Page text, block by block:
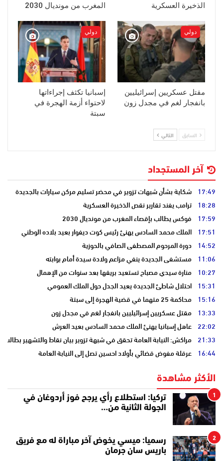
الذخيرة العسكرية
المغرب من مونديال 2030
دولي
مقتل عسكريين إسرائيليين
بانفجار لغم في مجدل زون
دولي
إسبانيا تكثف إجراءاتها
لاحتواء أزمة الهجرة في
سبتة
السابق التالي
آخر المستجداد
17:49 شكاية بشأن شبهات تزوير في محضر تسليم مركن سيارات بالجديدة
18:28 ترامب يفند تقارير نقص الذخيرة العسكرية
17:59 فوكس يطالب بإقصاء المغرب من مونديال 2030
17:51 الملك محمد السادس يهنئ رئيس كوت ديفوار بعيد بلاده الوطني
14:52 دورة المرحوم المصطفى الصافي بالحوزية
11:06 مستشفى الجديدة ينفي مزاعم ولادة سيدة أمام بوابته
10:27 منارة سيدي مصباح تستعيد بريقها بعد سنوات من الإهمال
15:31 احتلال شاطئ الجديدة يعيد الجدل حول الملك العمومي
15:16 محاكمة 25 متهما في قضية الهجرة إلى سبتة
13:33 مقتل عسكريين إسرائيليين بانفجار لغم في مجدل زون
22:02 عاهل إسبانيا يهنئ الملك محمد السادس بعيد العرش
21:33 مراكش: النيابة العامة تحقق في شبهة تزوير بيان نقاط والتشهير بطالب
16:44 عرقلة مفوض قضائي بأولاد احسين تصل إلى النيابة العامة
الأكثر مشاهدة
1
تركيا: استطلاع رأي يرجح فوز أردوغان في
الجولة الثانية من…
2
رسميا: ميسي يخوض آخر مباراة له مع فريق
باريس سان جرمان